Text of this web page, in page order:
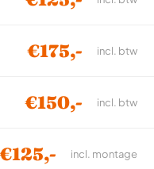
€175,- incl. btw
€150,- incl. btw
incl. montage